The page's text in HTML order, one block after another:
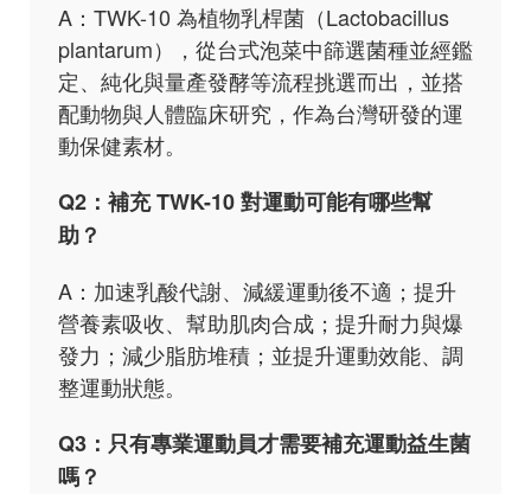
A：TWK-10 為植物乳桿菌（Lactobacillus
plantarum），從台式泡菜中篩選菌種並經鑑
定、純化與量產發酵等流程挑選而出，並搭
配動物與人體臨床研究，作為台灣研發的運
動保健素材。
Q2：補充 TWK-10 對運動可能有哪些幫
助？
A：加速乳酸代謝、減緩運動後不適；提升
營養素吸收、幫助肌肉合成；提升耐力與爆
發力；減少脂肪堆積；並提升運動效能、調
整運動狀態。
Q3：只有專業運動員才需要補充運動益生菌
嗎？